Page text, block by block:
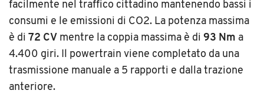
facilmente nel traffico cittadino mantenendo bassi i
consumi e le emissioni di CO2. La potenza massima
è di 72 CV mentre la coppia massima è di 93 Nm a
4.400 giri. Il powertrain viene completato da una
trasmissione manuale a 5 rapporti e dalla trazione
anteriore.